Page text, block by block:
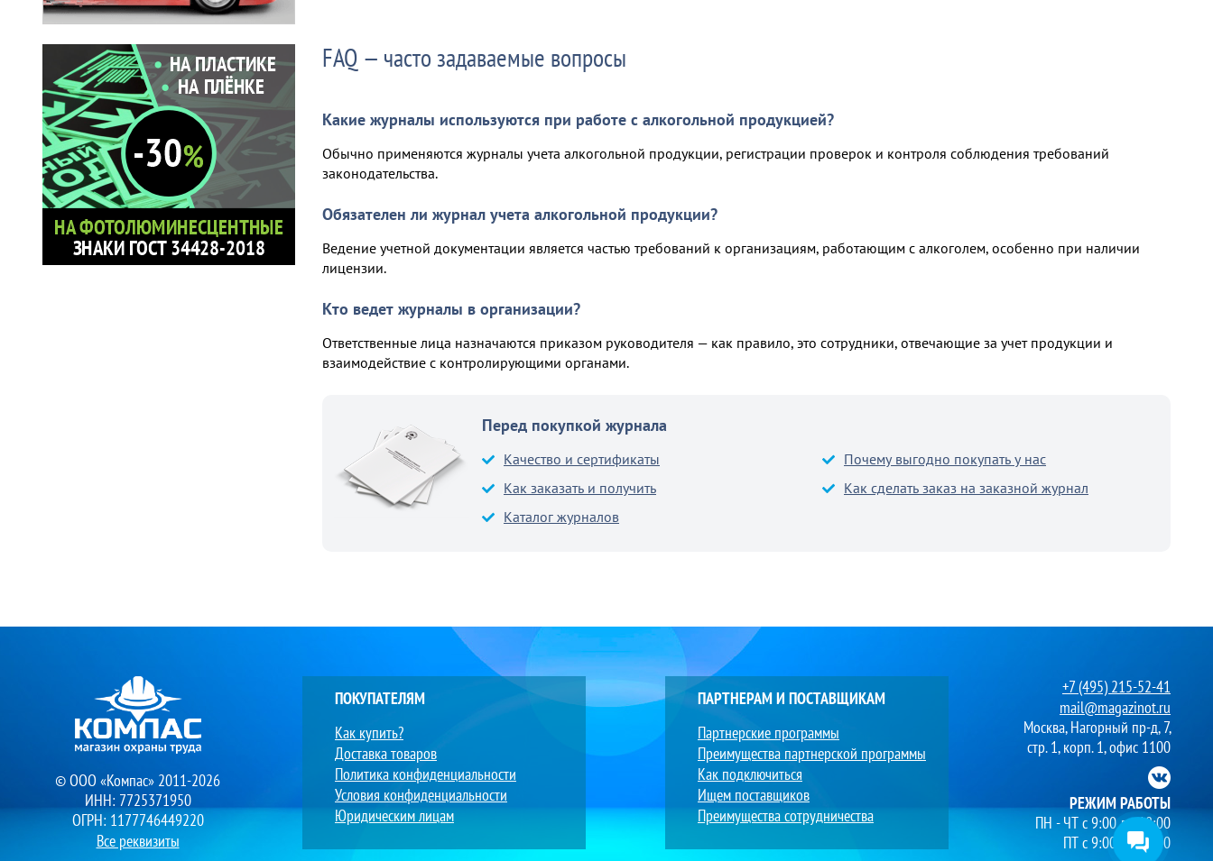
FAQ — часто задаваемые вопросы
Какие журналы используются при работе с алкогольной продукцией?
Обычно применяются журналы учета алкогольной продукции, регистрации проверок и контроля соблюдения требований
законодательства.
Обязателен ли журнал учета алкогольной продукции?
Ведение учетной документации является частью требований к организациям, работающим с алкоголем, особенно при наличии
лицензии.
Кто ведет журналы в организации?
Ответственные лица назначаются приказом руководителя — как правило, это сотрудники, отвечающие за учет продукции и
взаимодействие с контролирующими органами.
Перед покупкой журнала
Качество и сертификаты
Почему выгодно покупать у нас
Как заказать и получить
Как сделать заказ на заказной журнал
Каталог журналов
© ООО «Компас» 2011-2026
ИНН: 7725371950
ОГРН: 1177746449220
Все реквизиты
ПОКУПАТЕЛЯМ
Как купить?
Доставка товаров
Политика конфиденциальности
Условия конфиденциальности
Юридическим лицам
ПАРТНЕРАМ И ПОСТАВЩИКАМ
Партнерские программы
Преимущества партнерской программы
Как подключиться
Ищем поставщиков
Преимущества сотрудничества
+7 (495) 215-52-41
mail@magazinot.ru
Москва, Нагорный пр-д, 7,
стр. 1, корп. 1, офис 1100
РЕЖИМ РАБОТЫ
ПН - ЧТ с 9:00 до 18:00
ПТ с 9:00 до 17:00